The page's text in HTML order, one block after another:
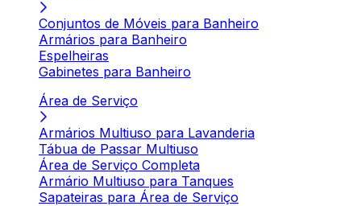
Conjuntos de Móveis para Banheiro
Armários para Banheiro
Espelheiras
Gabinetes para Banheiro
Área de Serviço
Armários Multiuso para Lavanderia
Tábua de Passar Multiuso
Área de Serviço Completa
Armário Multiuso para Tanques
Sapateiras para Área de Serviço